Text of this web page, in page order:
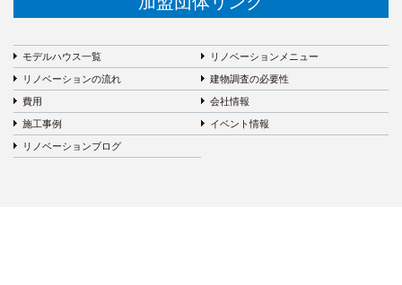
モデルハウス一覧 リノベーションメニュー
リノベーションの流れ 建物調査の必要性
費用 会社情報
施工事例 イベント情報
リノベーションブログ